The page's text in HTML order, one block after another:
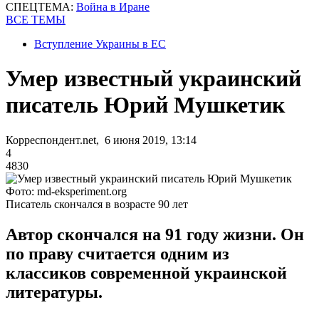
СПЕЦТЕМА: Война в Иране
ВСЕ ТЕМЫ
Вступление Украины в ЕС
Умер известный украинский
писатель Юрий Мушкетик
Корреспондент.net, 6 июня 2019, 13:14
4
4830
Фото: md-eksperiment.org
Писатель скончался в возрасте 90 лет
Автор скончался на 91 году жизни. Он
по праву считается одним из
классиков современной украинской
литературы.